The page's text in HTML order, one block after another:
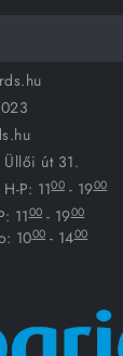
Üllői út 31.
H-P: 1100 - 1900
1100 - 1900
1000 - 1400